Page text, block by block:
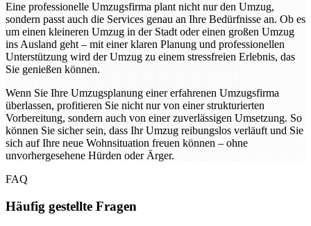
Eine professionelle Umzugsfirma plant nicht nur den Umzug,
sondern passt auch die Services genau an Ihre Bedürfnisse an. Ob es
um einen kleineren Umzug in der Stadt oder einen großen Umzug
ins Ausland geht – mit einer klaren Planung und professionellen
Unterstützung wird der Umzug zu einem stressfreien Erlebnis, das
Sie genießen können.
Wenn Sie Ihre Umzugsplanung einer erfahrenen Umzugsfirma
überlassen, profitieren Sie nicht nur von einer strukturierten
Vorbereitung, sondern auch von einer zuverlässigen Umsetzung. So
können Sie sicher sein, dass Ihr Umzug reibungslos verläuft und Sie
sich auf Ihre neue Wohnsituation freuen können – ohne
unvorhergesehene Hürden oder Ärger.
FAQ
Häufig gestellte Fragen